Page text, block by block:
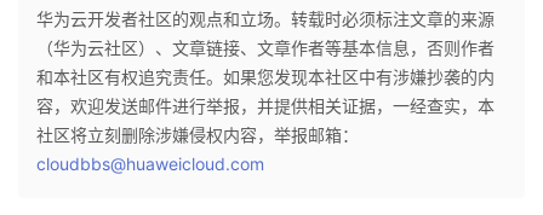
华为云开发者社区的观点和立场。转载时必须标注文章的来源
（华为云社区）、文章链接、文章作者等基本信息，否则作者
和本社区有权追究责任。如果您发现本社区中有涉嫌抄袭的内
容，欢迎发送邮件进行举报，并提供相关证据，一经查实，本
社区将立刻删除涉嫌侵权内容，举报邮箱：
cloudbbs@huaweicloud.com